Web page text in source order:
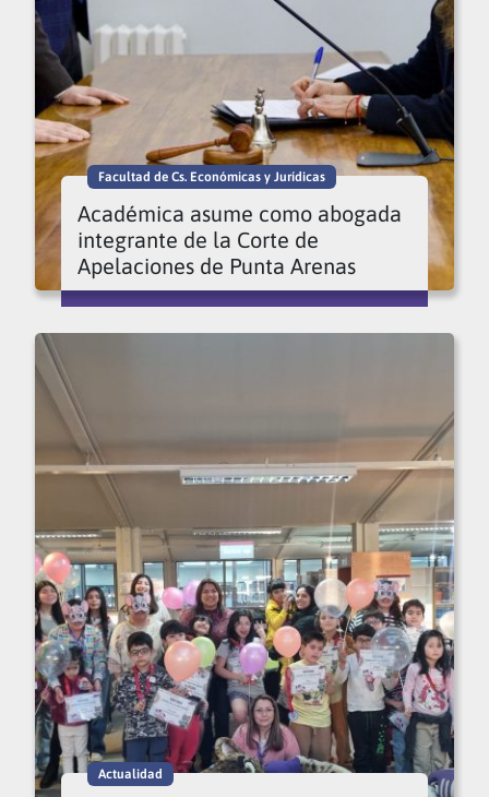
Facultad de Cs. Económicas y Jurídicas
Académica asume como abogada
integrante de la Corte de
Apelaciones de Punta Arenas
Actualidad